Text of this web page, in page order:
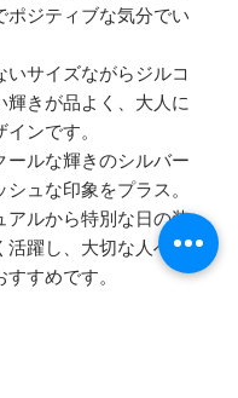
ポジティブな気分でい
いサイズながらジルコ
輝きが品よく、大人に
ンです。
ールな輝きのシルバー
ュな印象をプラス。
アルから特別な日の装
活躍し、大切な人への
すめです。